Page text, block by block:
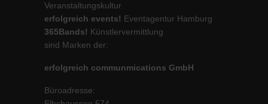
Veranstaltungskultur
erfolgreich events! Eventagentur Hamburg
365Bands! Künstlervermittlung
sind Marken der:
erfolgreich communmications GmbH
Büroadresse: